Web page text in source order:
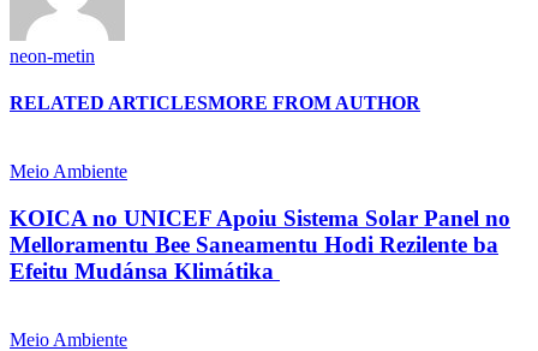
neon-metin
RELATED ARTICLESMORE FROM AUTHOR
Meio Ambiente
KOICA no UNICEF Apoiu Sistema Solar Panel no
Melloramentu Bee Saneamentu Hodi Rezilente ba
Efeitu Mudánsa Klimátika
Meio Ambiente